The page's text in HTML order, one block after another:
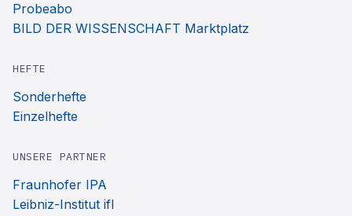
Probeabo
BILD DER WISSENSCHAFT Marktplatz
HEFTE
Sonderhefte
Einzelhefte
UNSERE PARTNER
Fraunhofer IPA
Leibniz-Institut ifl